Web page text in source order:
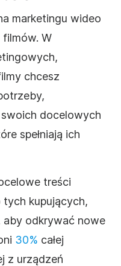
marketingu wideo
W
chcesz
docelowych
spełniają ich
treści
kupujących,
aby odkrywać nowe
30% całej
z urządzeń